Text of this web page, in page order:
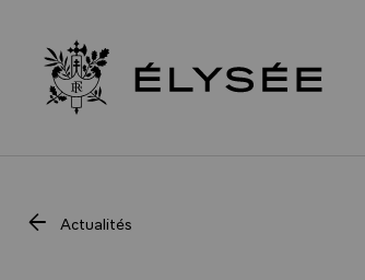
Retour à l’accueil Élysée
Actualités